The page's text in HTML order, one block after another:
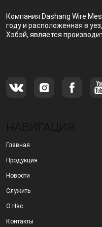
Компания Dashang Wire
году и расположенная в
Хэбэй, является
Главная
Продукция
Новости
Служить
О Нас
Контакты